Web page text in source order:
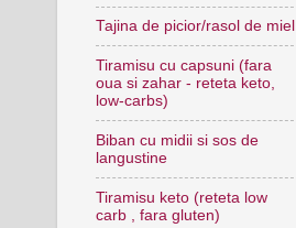
Tajina de picior/rasol de miel
Tiramisu cu capsuni (fara
oua si zahar - reteta keto,
low-carbs)
Biban cu midii si sos de
langustine
Tiramisu keto (reteta low
carb , fara gluten)